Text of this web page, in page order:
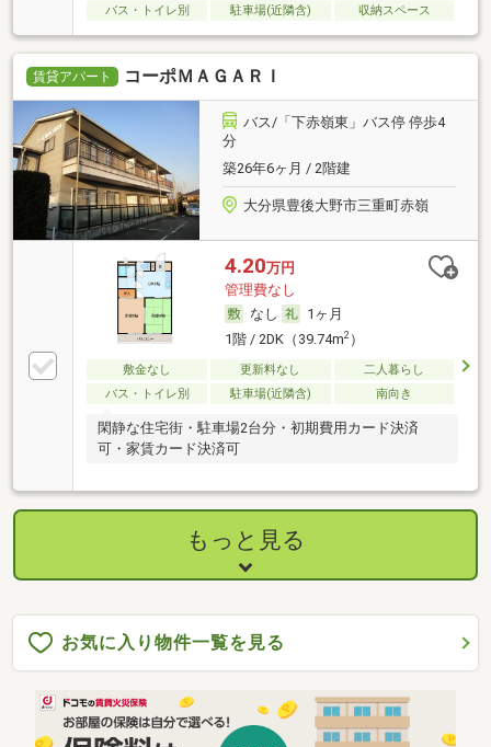
バス・トイレ別
駐車場(近隣含) 収納スペース
賃貸アパート コーポＭＡＧＡＲＩ
バス/「下赤嶺東」バス停 停歩4
分
築26年6ヶ月 / 2階建
大分県豊後大野市三重町赤嶺
4.20万円
管理費なし
なし
1ヶ月
1階 / 2DK（39.74m2）
敷金なし 更新料なし
二人暮らし
バス・トイレ別
駐車場(近隣含) 南向き
閑静な住宅街・駐車場2台分・初期費用カード決済
可・家賃カード決済可
もっと見る
お気に入り物件一覧を見る